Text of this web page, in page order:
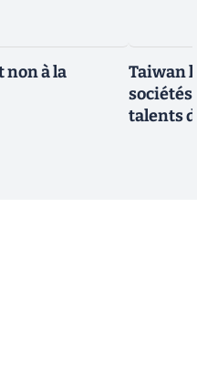
non à la
Taiwan
sociétés
talents